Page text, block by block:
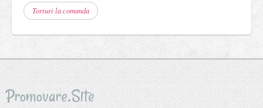
Torturi la comanda
Promovare.Site